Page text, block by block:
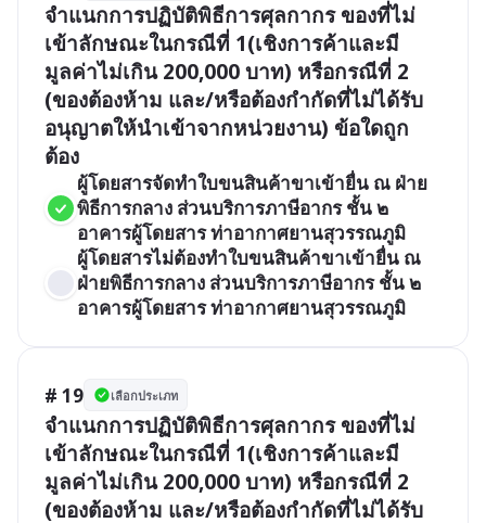
จำแนกการปฏิบัติพิธีการศุลกากร ของที่ไม่
เข้าลักษณะในกรณีที่ 1(เชิงการค้าและมี
มูลค่าไม่เกิน 200,000 บาท) หรือกรณีที่ 2
(ของต้องห้าม และ/หรือต้องกำกัดที่ไม่ได้รับ
อนุญาตให้นำเข้าจากหน่วยงาน) ข้อใดถูก
ต้อง
ผู้โดยสารจัดทำใบขนสินค้าขาเข้ายื่น ณ ฝ่าย
พิธีการกลาง ส่วนบริการภาษีอากร ชั้น ๒
อาคารผู้โดยสาร ท่าอากาศยานสุวรรณภูมิ
ผู้โดยสารไม่ต้องทำใบขนสินค้าขาเข้ายื่น ณ
ฝ่ายพิธีการกลาง ส่วนบริการภาษีอากร ชั้น ๒
อาคารผู้โดยสาร ท่าอากาศยานสุวรรณภูมิ
# 19 เลือกประเภท
จำแนกการปฏิบัติพิธีการศุลกากร ของที่ไม่
เข้าลักษณะในกรณีที่ 1(เชิงการค้าและมี
มูลค่าไม่เกิน 200,000 บาท) หรือกรณีที่ 2
(ของต้องห้าม และ/หรือต้องกำกัดที่ไม่ได้รับ